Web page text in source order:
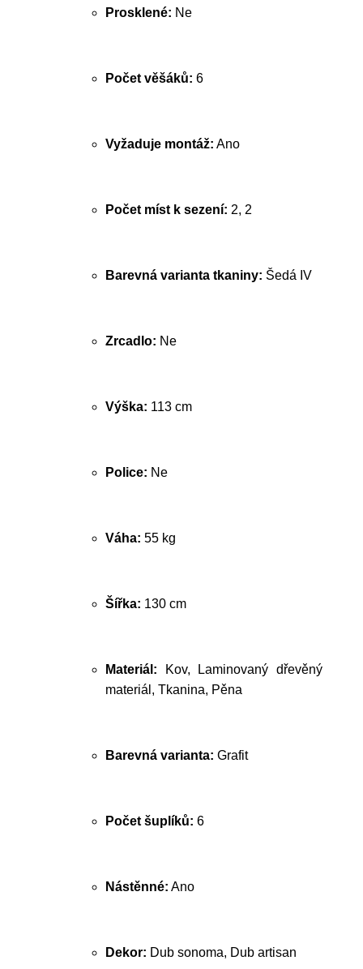
Prosklené: Ne
Počet věšáků: 6
Vyžaduje montáž: Ano
Počet míst k sezení: 2, 2
Barevná varianta tkaniny: Šedá IV
Zrcadlo: Ne
Výška: 113 cm
Police: Ne
Váha: 55 kg
Šířka: 130 cm
Materiál: Kov, Laminovaný dřevěný
materiál, Tkanina, Pěna
Barevná varianta: Grafit
Počet šuplíků: 6
Nástěnné: Ano
Dekor: Dub sonoma, Dub artisan